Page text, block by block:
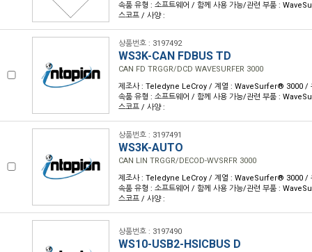
속품 유형 : 소프트웨어 / 함께 사용 가능/관련 부품 :
스코프 / 사양 :
상품번호 : 3197492
WS3K-CAN FDBUS TD
CAN FD TRGGR/DCD WAVESURFER 3000
제조사 : Teledyne LeCroy / 계열 : WaveSurfer® 3000 /
속품 유형 : 소프트웨어 / 함께 사용 가능/관련 부품 :
스코프 / 사양 :
상품번호 : 3197491
WS3K-AUTO
CAN LIN TRGGR/DECOD-WVSRFR 3000
제조사 : Teledyne LeCroy / 계열 : WaveSurfer® 3000 /
속품 유형 : 소프트웨어 / 함께 사용 가능/관련 부품 :
스코프 / 사양 :
상품번호 : 3197490
WS10-USB2-HSICBUS D